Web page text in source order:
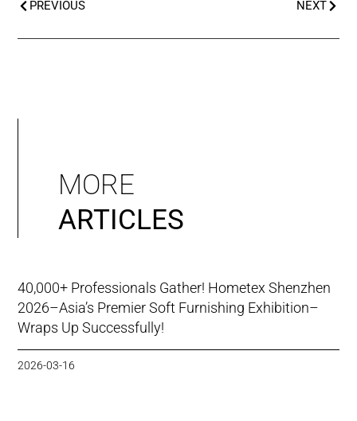
PREVIOUS NEXT
MORE
ARTICLES
40,000+ Professionals Gather! Hometex Shenzhen
2026–Asia’s Premier Soft Furnishing Exhibition–
Wraps Up Successfully!
2026-03-16